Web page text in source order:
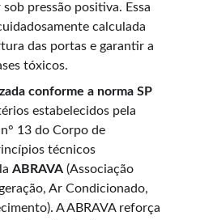
pressão positiva. Essa
calculada
das portas e garantir a
tóxicos.
conforme a norma SP
estabelecidos pela
13 do Corpo de
técnicos
ABRAVA (Associação
Ar Condicionado,
A ABRAVA reforça